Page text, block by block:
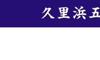
久里浜